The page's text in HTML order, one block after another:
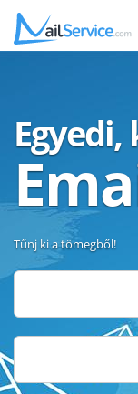
Tűnj ki a tömegből!